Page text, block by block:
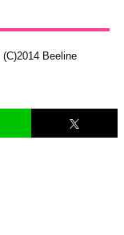
Beeline